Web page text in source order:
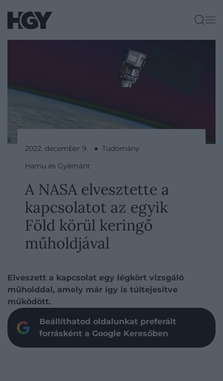
2022. december 9. ● Tudomány
Hamu és Gyémánt
A NASA elvesztette a
kapcsolatot az egyik
Föld körül keringő
műholdjával
Elveszett a kapcsolat egy légkört vizsgáló
műholddal, amely már így is túltejesítve
működött.
Beállíthatod oldalunkat preferált
forrásként a Google Keresőben